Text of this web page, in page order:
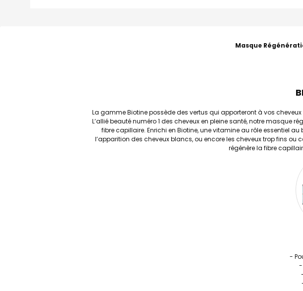
Masque
La gamme Biotine possède des vertus qui apporteront à vos
L’allié beauté numéro 1 des cheveux en pleine santé, notre masque
fibre capillaire. Enrichi en Biotine, une vitamine au rôle essentiel
l’apparition des cheveux blancs, ou encore les cheveux trop fins
régénère la fibre
-
-